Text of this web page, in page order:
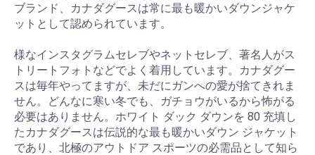
ブランド、カナダグースは常に最も暖かいダウンジャケ
ットとして認められています。
様なインスタグラムセレブやネットセレブ、著名人がス
トリートフォトなどでよく着用しています。カナダグー
スは毎年やってますが、未だにガンへの愛が捨てきれま
せん。どんなに寒い冬でも、ガチョウがいるから怖がる
必要はありません。ホワイト ダック ダウンを 80 充填し
たカナダグースは伝説的な最も暖かいダウン ジャケット
であり、北極のアウトドア スポーツの必需品として知ら